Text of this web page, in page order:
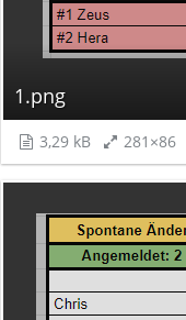
1.png
3,29 kB 281×86